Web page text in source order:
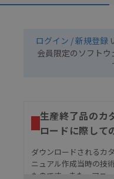
ログイン / 新規登録
会員限定のソフト
生産終了品のカ
ロードに際して
ダウンロードされるカ
ニュアル作成当時の技
ものです。また、マニ